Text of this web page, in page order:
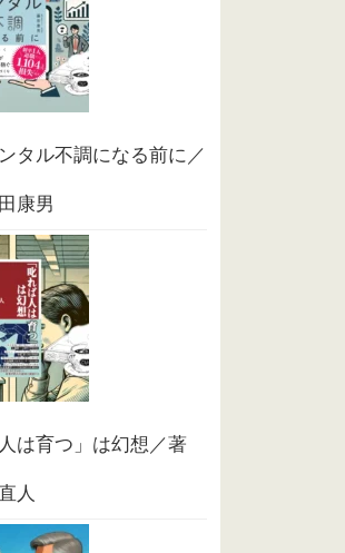
タル不調になる前に／
康男
人は育つ」は幻想／著
人